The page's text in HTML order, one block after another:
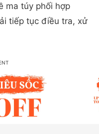
ma túy phối hợp
tiếp tục điều tra, xử